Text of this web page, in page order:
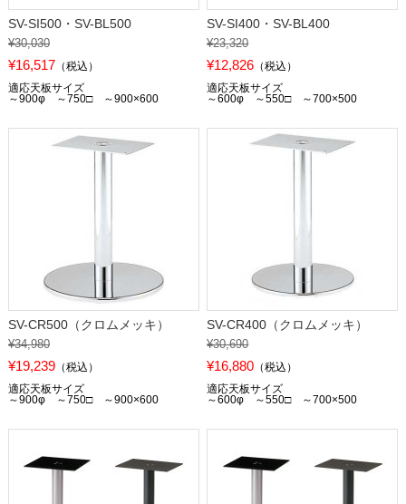
SV-SI500・SV-BL500
¥30,030
¥16,517 （税込）
適応天板サイズ
～900φ ～750□ ～900×600
SV-SI400・SV-BL400
¥23,320
¥12,826 （税込）
適応天板サイズ
～600φ ～550□ ～700×500
SV-CR500（クロムメッキ）
¥34,980
¥19,239（税込）
適応天板サイズ
～900φ ～750□ ～900×600
SV-CR400（クロムメッキ）
¥30,690
¥16,880 （税込）
適応天板サイズ
～600φ ～550□ ～700×500